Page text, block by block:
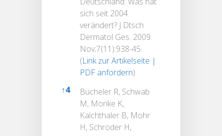
sich seit 2004
verändert? J Dtsch
Dermatol Ges. 2009
Nov;7(11):938-45.
(Link zur Artikelseite |
PDF anfordern)
↑4
Bücheler R, Schwab
M, Mörike K,
Kalchthaler B, Mohr
H, Schröder H,